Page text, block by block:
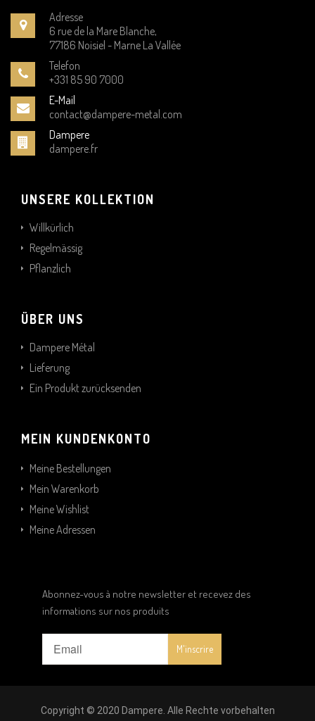
Adresse
6 rue de la Mare Blanche,
77186 Noisiel - Marne La Vallée
Telefon
+331 85 90 7000
E-Mail
contact@dampere-metal.com
Dampere
dampere.fr
UNSERE KOLLEKTION
Willkürlich
Regelmässig
Pflanzlich
ÜBER UNS
Dampere Métal
Lieferung
Ein Produkt zurücksenden
MEIN KUNDENKONTO
Meine Bestellungen
Mein Warenkorb
Meine Wishlist
Meine Adressen
Abonnez-vous à notre newsletter et recevez des
informations sur nos produits
Copyright © 2020 Dampere. Alle Rechte vorbehalten